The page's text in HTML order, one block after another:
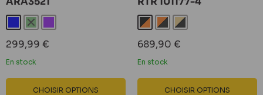
Vert
Prix
réduit
299,99 €
En stock
CHOISIR OPTIONS
Fox 1 Fox 2Fox SE
Prix
réduit
689,90 €
En stock
CHOISIR OPTIONS